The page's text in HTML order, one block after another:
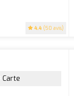
4.4 (50 avis)
Carte